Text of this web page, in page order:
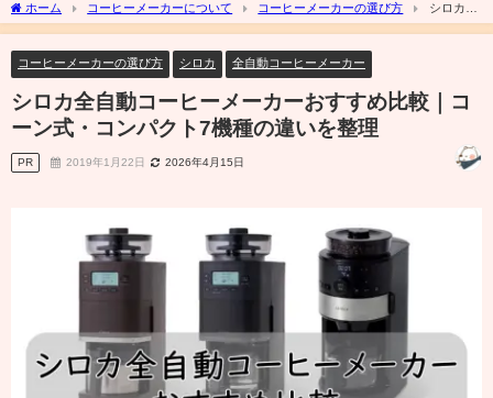
ホーム コーヒーメーカーについて コーヒーメーカーの選び方
シロカ全
自動コーヒーメーカーおすすめ比較｜コーン式・コンパクト7機種の違いを整理
コーヒーメーカーの選び方 シロカ 全自動コーヒーメーカー
シロカ全自動コーヒーメーカーおすすめ比較｜コ
ーン式・コンパクト7機種の違いを整理
PR 2019年1月22日 2026年4月15日